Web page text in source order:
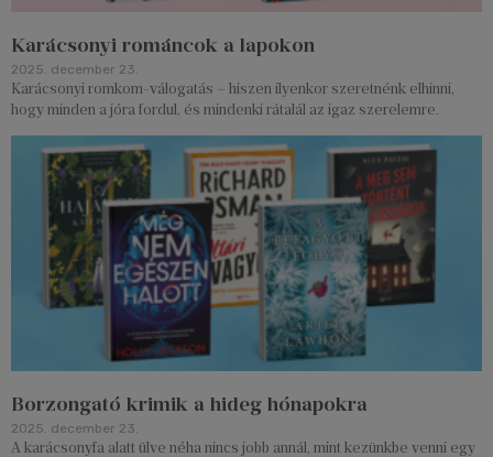
Karácsonyi románcok a lapokon
2025. december 23.
Karácsonyi romkom-válogatás – hiszen ilyenkor szeretnénk elhinni,
hogy minden a jóra fordul, és mindenki rátalál az igaz szerelemre.
Borzongató krimik a hideg hónapokra
2025. december 23.
A karácsonyfa alatt ülve néha nincs jobb annál, mint kezünkbe venni egy